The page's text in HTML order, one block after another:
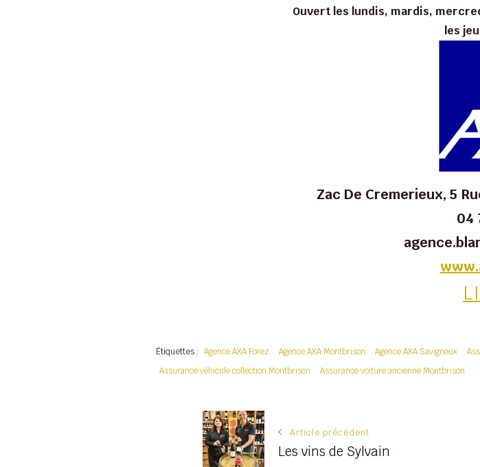
Ouvert les lundis, mardis,
les
Zac De Cremerieux, 5
04
Étiquettes : Agence AXA Forez Agence AXA Montbrison Agence AXA Savigneux
Assurance véhicule collection Montbrison
Assurance voiture ancienne Montbrison
NavigationArticle précédent
Les vins de Sylvain